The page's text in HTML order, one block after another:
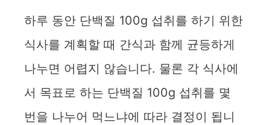
하루 동안 단백질 100g 섭취를 하기 위한
식사를 계획할 때 간식과 함께 균등하게
나누면 어렵지 않습니다. 물론 각 식사에
서 목표로 하는 단백질 100g 섭취를 몇
번을 나누어 먹느냐에 따라 결정이 됩니